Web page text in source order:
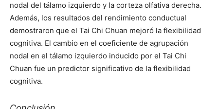
nodal del tálamo izquierdo y la corteza olfativa derecha.
Además, los resultados del rendimiento conductual
demostraron que el Tai Chi Chuan mejoró la flexibilidad
cognitiva. El cambio en el coeficiente de agrupación
nodal en el tálamo izquierdo inducido por el Tai Chi
Chuan fue un predictor significativo de la flexibilidad
cognitiva.